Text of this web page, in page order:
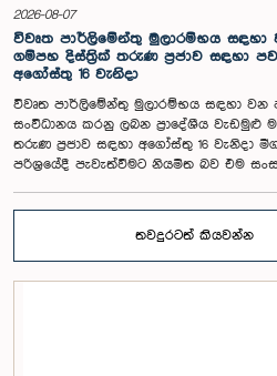
ආචාර්ය උපාලි පන්නිලගේ මහතා සහ ගරු
කරුණානායක, රුවන්තිලක ජයකොඩි සහ
මහත්වරු සහභාගී වූහ.
2026-08-07
විවෘත පාර්ලිමේන්තු මුලාරම්භය සඳහා
ගම්පහ දිස්ත්‍රික් තරුණ ප්‍රජාව සඳහා
අගෝස්තු 16 වැනිදා
විවෘත පාර්ලිමේන්තු මුලාරම්භය සඳහා
සංවිධානය කරනු ලබන ප්‍රාදේශීය වැඩමුළු
තරුණ ප්‍රජාව සඳහා අගෝස්තු 16 වැනිදා
පරිශ්‍රයේදී පැවැත්වීමට නියමිත බව එම
සහභාගීත්වයෙන් විවෘත පාර්ලිමේන්තු
අරමුණින් මෙම වැඩමුළු මාලාව සංවිධානය
මන්ත්‍රීවරු මෙන්ම ගම්පහ දිස්ත්‍රික්
තවදුරටත් කියවන්න